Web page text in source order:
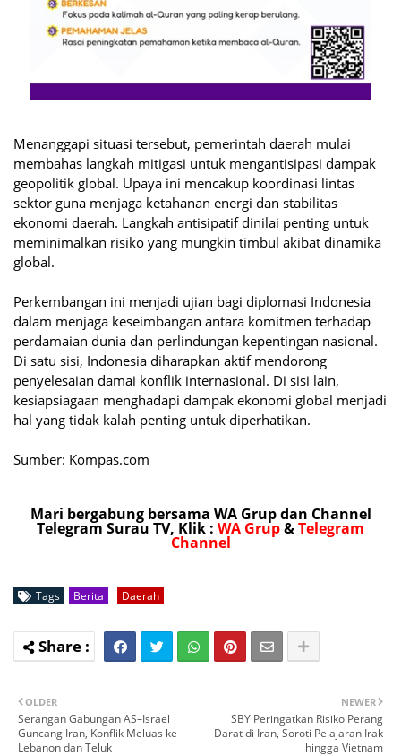
Menanggapi situasi tersebut, pemerintah daerah mulai
membahas langkah mitigasi untuk mengantisipasi dampak
geopolitik global. Upaya ini mencakup koordinasi lintas
sektor guna menjaga ketahanan energi dan stabilitas
ekonomi daerah. Langkah antisipatif dinilai penting untuk
meminimalkan risiko yang mungkin timbul akibat dinamika
global.
Perkembangan ini menjadi ujian bagi diplomasi Indonesia
dalam menjaga keseimbangan antara komitmen terhadap
perdamaian dunia dan perlindungan kepentingan nasional.
Di satu sisi, Indonesia diharapkan aktif mendorong
penyelesaian damai konflik internasional. Di sisi lain,
kesiapsiagaan menghadapi dampak ekonomi global menjadi
hal yang tidak kalah penting untuk diperhatikan.
Sumber: Kompas.com
Mari bergabung bersama WA Grup dan Channel
Telegram Surau TV, Klik : WA Grup&Telegram
Channel
Tags Berita Daerah
NEWER
SBY Peringatkan Risiko Perang
Darat di Iran, Soroti Pelajaran Irak
hingga Vietnam
OLDER
Serangan Gabungan AS–Israel
Guncang Iran, Konflik Meluas ke
Lebanon dan Teluk